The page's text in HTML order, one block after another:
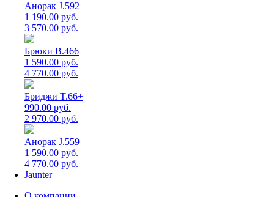
Анорак J.592
1 190.00 руб.
3 570.00 руб.
Брюки B.466
1 590.00 руб.
4 770.00 руб.
Бриджи T.66+
990.00 руб.
2 970.00 руб.
Анорак J.559
1 590.00 руб.
4 770.00 руб.
Jaunter